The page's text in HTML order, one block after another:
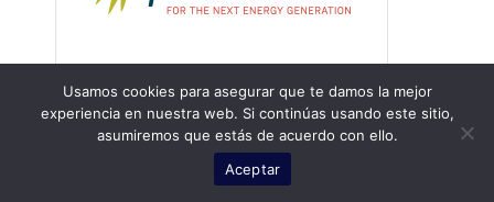
Usamos cookies para asegurar que te damos la mejor
experiencia en nuestra web. Si continúas usando este sitio,
asumiremos que estás de acuerdo con ello.
Aceptar